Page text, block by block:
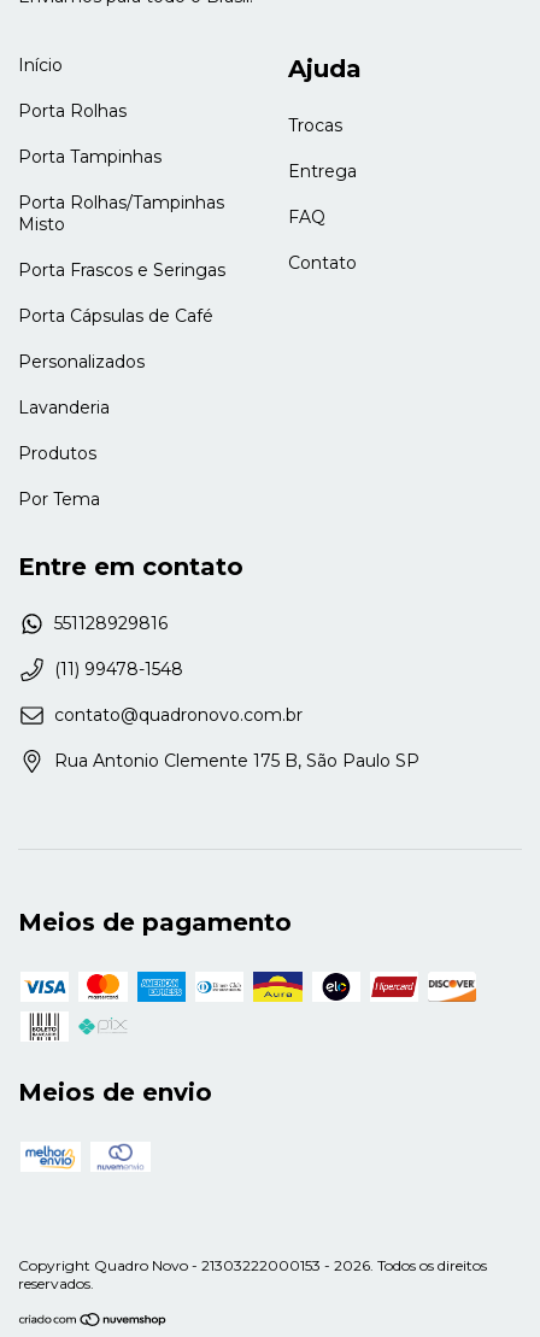
Início
Porta Rolhas
Porta Tampinhas
Porta Rolhas/Tampinhas
Misto
Porta Frascos e Seringas
Porta Cápsulas de Café
Personalizados
Lavanderia
Produtos
Por Tema
Ajuda
Trocas
Entrega
FAQ
Contato
Entre em contato
551128929816
(11) 99478-1548
contato@quadronovo.com.br
Rua Antonio Clemente 175 B, São Paulo SP
Meios de pagamento
Meios de envio
Copyright Quadro Novo - 21303222000153 - 2026. Todos os direitos
reservados.